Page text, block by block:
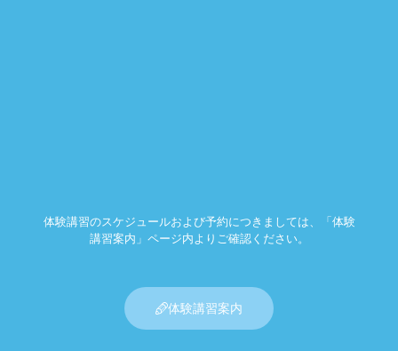
体験講習のスケジュールおよび予約につきましては、「体験
講習案内」ページ内よりご確認ください。
体験講習案内